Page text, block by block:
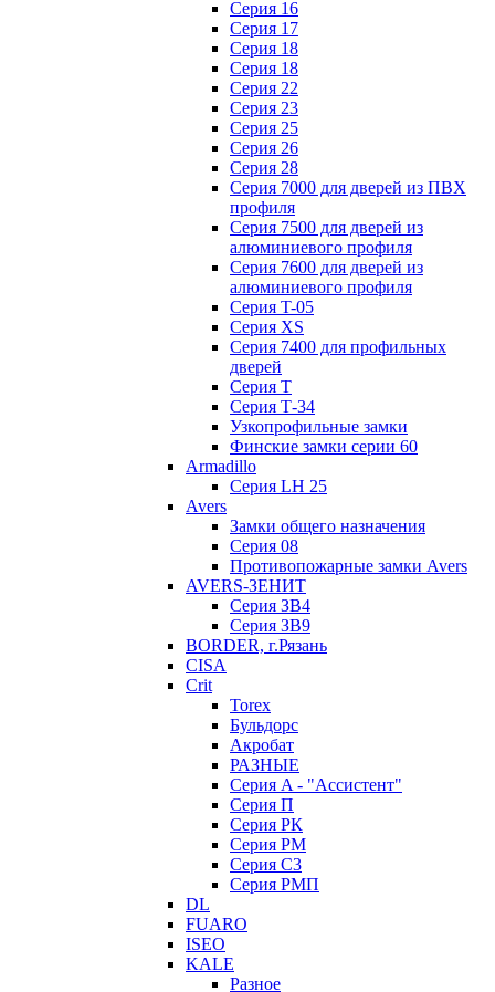
Серия 16
Серия 17
Серия 18
Серия 18
Серия 22
Серия 23
Серия 25
Серия 26
Серия 28
Серия 7000 для дверей из ПВХ
профиля
Серия 7500 для дверей из
алюминиевого профиля
Серия 7600 для дверей из
алюминиевого профиля
Серия T-05
Серия XS
Серия 7400 для профильных
дверей
Серия Т
Серия Т-34
Узкопрофильные замки
Финские замки серии 60
Armadillo
Серия LH 25
Avers
Замки общего назначения
Серия 08
Противопожарные замки Avers
AVERS-ЗЕНИТ
Серия ЗВ4
Серия ЗВ9
BORDER, г.Рязань
CISA
Crit
Torex
Бульдорс
Акробат
РАЗНЫЕ
Серия A - "Ассистент"
Серия П
Серия РК
Серия РМ
Серия С3
Серия РМП
DL
FUARO
ISEO
KALE
Разное